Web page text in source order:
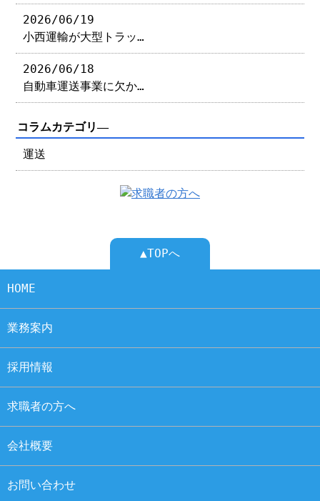
2026/06/19
小西運輸が大型トラッ…
2026/06/18
自動車運送事業に欠か…
コラムカテゴリ―
運送
▲TOPへ
HOME
業務案内
採用情報
求職者の方へ
会社概要
お問い合わせ